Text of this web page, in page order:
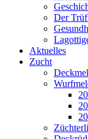
Der
Aktuelles
Zucht